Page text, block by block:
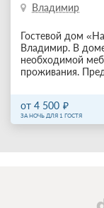
Владимир
Гостевой дом
Владимир. В
необходимой
проживания.
от 4 500
ЗА НОЧЬ ДЛЯ 1 ГОСТЯ